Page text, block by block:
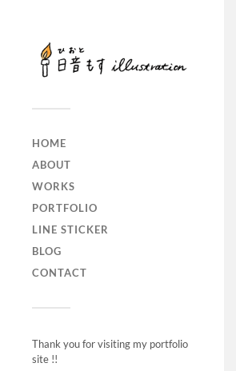
HOME
ABOUT
WORKS
PORTFOLIO
LINE STICKER
BLOG
CONTACT
Thank you for visiting my portfolio
site !!